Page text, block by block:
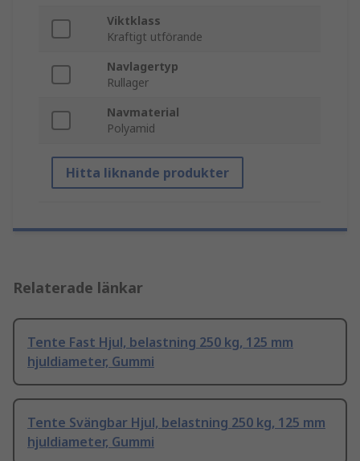
Viktklass
Kraftigt utförande
Navlagertyp
Rullager
Navmaterial
Polyamid
Hitta liknande produkter
Relaterade länkar
Tente Fast Hjul, belastning 250 kg, 125 mm
hjuldiameter, Gummi
Tente Svängbar Hjul, belastning 250 kg, 125 mm
hjuldiameter, Gummi